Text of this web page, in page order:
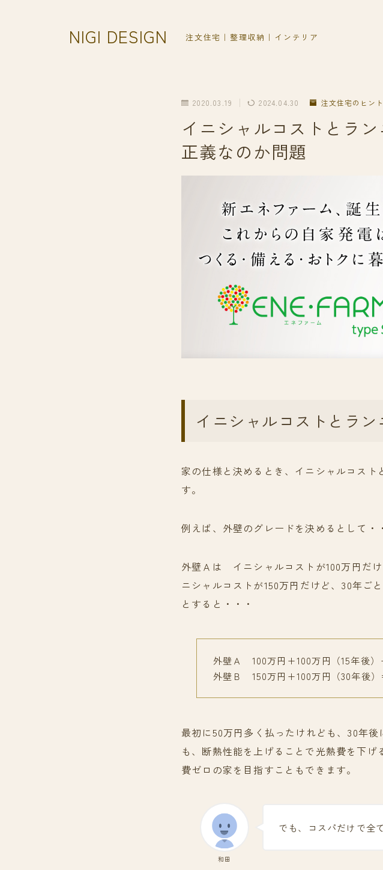
NIGI DESIGN 注文住宅｜整理収納｜インテリア
2020.03.19 2024.04.30 注文住宅のヒント
イニシャルコストとラ
正義なのか問題
イニシャルコストとラン
家の仕様と決めるとき、イニシャルコス
す。
例えば、外壁のグレードを決めるとして・
外壁Ａは イニシャルコストが100万円だ
ニシャルコストが150万円だけど、30年ご
とすると・・・
外壁Ａ 100万円+100万円（15年後）
外壁Ｂ 150万円+100万円（30年後）
最初に50万円多く払ったけれども、30年
も、断熱性能を上げることで光熱費を下
費ゼロの家を目指すこともできます。
和田
でも、コスパだけで全